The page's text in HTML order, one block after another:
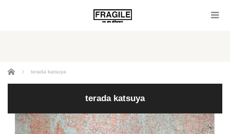
ホーム terada katsuya
terada katsuya